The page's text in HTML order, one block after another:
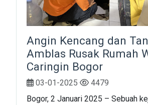
Angin Kencang dan
Amblas Rusak Rumah
Caringin Bogor
03-01-2025
4479
Bogor, 2 Januari 2025 – Sebuah